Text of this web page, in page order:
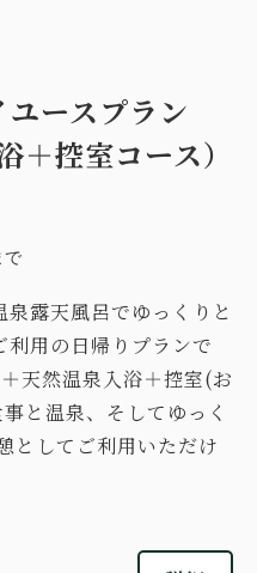
ースプラン
＋控室コース）
で
露天風呂でゆっくりと
用の日帰りプランで
天然温泉入浴＋控室(お
と温泉、そしてゆっく
としてご利用いただけ